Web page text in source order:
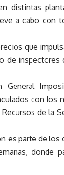
distintas
a cabo con
que
de inspectores
con los
de la
es parte de
donde